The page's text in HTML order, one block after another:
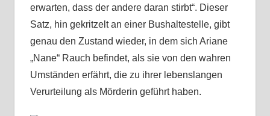
erwarten, dass der andere daran stirbt“. Dieser
Satz, hin gekritzelt an einer Bushaltestelle, gibt
genau den Zustand wieder, in dem sich Ariane
„Nane“ Rauch befindet, als sie von den wahren
Umständen erfährt, die zu ihrer lebenslangen
Verurteilung als Mörderin geführt haben.